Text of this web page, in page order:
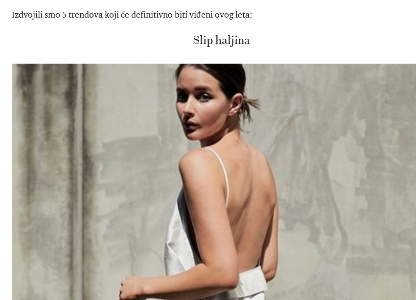
Izdvojili smo 5 trendova koji će definitivno biti viđeni ovog leta:
Slip haljina